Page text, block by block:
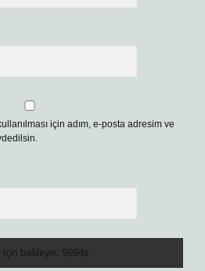
için adım, e-posta adresim ve